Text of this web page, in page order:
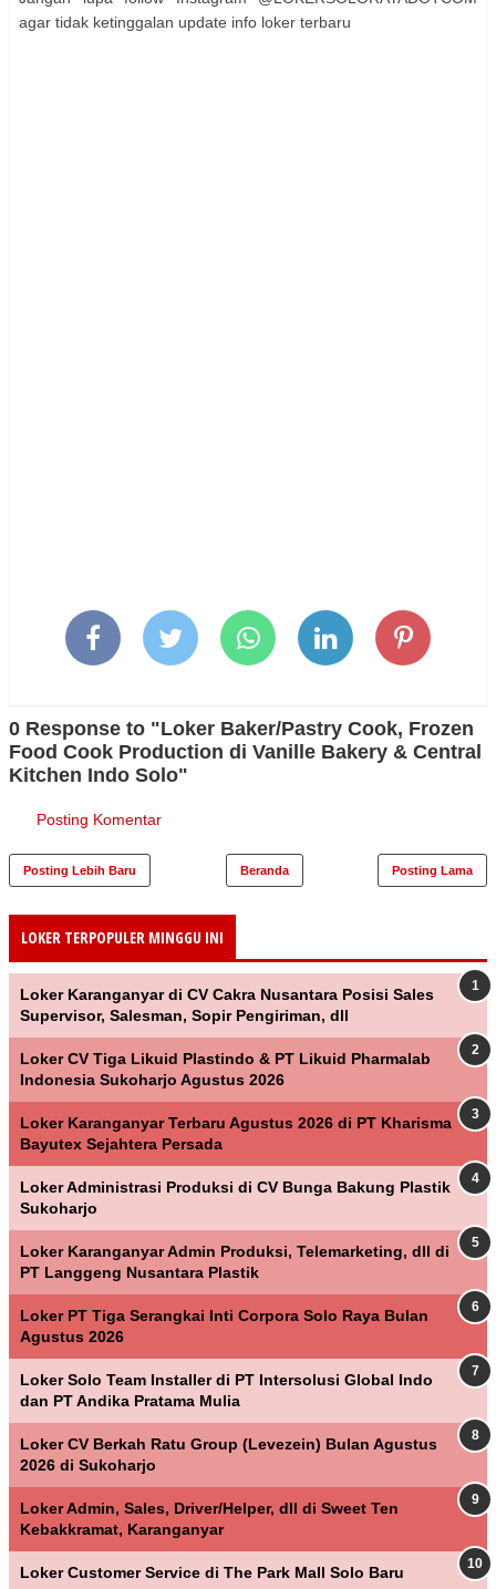
agar tidak ketinggalan update info loker terbaru
0 Response to "Loker Baker/Pastry Cook, Frozen
Food Cook Production di Vanille Bakery & Central
Kitchen Indo Solo"
Posting Komentar
Posting Lebih Baru Posting Lama
Beranda
LOKER TERPOPULER MINGGU INI
Loker Karanganyar di CV Cakra Nusantara Posisi Sales
Supervisor, Salesman, Sopir Pengiriman, dll
Loker CV Tiga Likuid Plastindo & PT Likuid Pharmalab
Indonesia Sukoharjo Agustus 2026
Loker Karanganyar Terbaru Agustus 2026 di PT Kharisma
Bayutex Sejahtera Persada
Loker Administrasi Produksi di CV Bunga Bakung Plastik
Sukoharjo
Loker Karanganyar Admin Produksi, Telemarketing, dll di
PT Langgeng Nusantara Plastik
Loker PT Tiga Serangkai Inti Corpora Solo Raya Bulan
Agustus 2026
Loker Solo Team Installer di PT Intersolusi Global Indo
dan PT Andika Pratama Mulia
Loker CV Berkah Ratu Group (Levezein) Bulan Agustus
2026 di Sukoharjo
Loker Admin, Sales, Driver/Helper, dll di Sweet Ten
Kebakkramat, Karanganyar
Loker Customer Service di The Park Mall Solo Baru